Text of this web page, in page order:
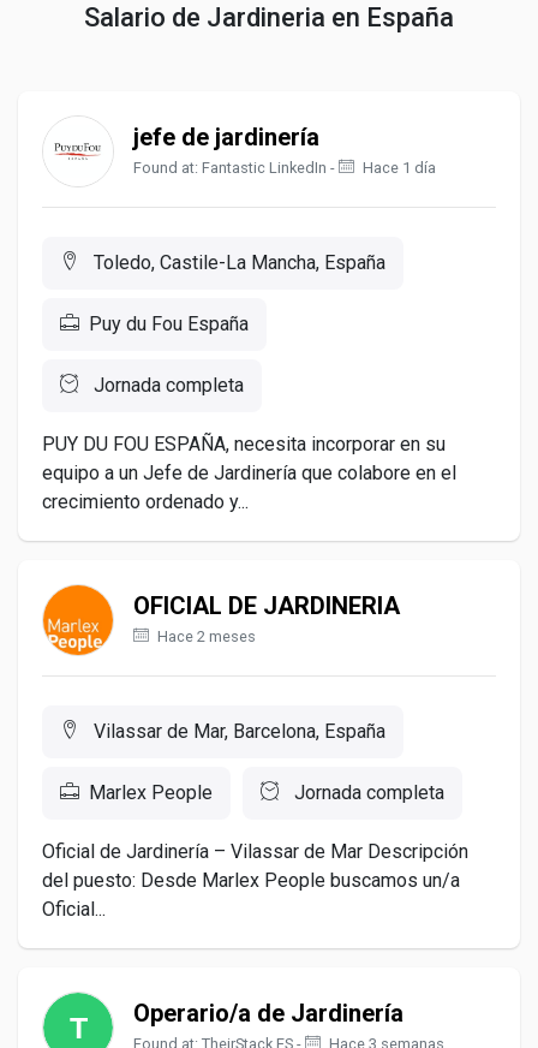
Salario de Jardineria en España
jefe de jardinería
Found at: Fantastic LinkedIn - Hace 1 día
Toledo, Castile-La Mancha, España
Puy du Fou España
Jornada completa
PUY DU FOU ESPAÑA, necesita incorporar en su
equipo a un Jefe de Jardinería que colabore en el
crecimiento ordenado y...
OFICIAL DE JARDINERIA
Hace 2 meses
Vilassar de Mar, Barcelona, España
Marlex People Jornada completa
Oficial de Jardinería – Vilassar de Mar Descripción
del puesto: Desde Marlex People buscamos un/a
Oficial...
Operario/a de Jardinería
Found at: TheirStack ES - Hace 3 semanas